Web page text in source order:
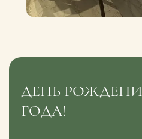
ДЕНЬ
ГОДА!